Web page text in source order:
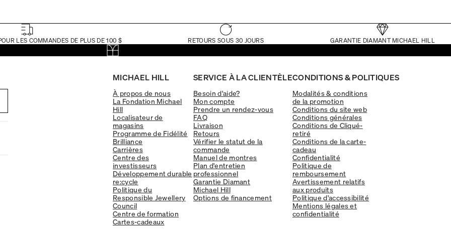
LES COMMANDES DE PLUS DE 100 $ RETOURS SOUS 30 JOURS GARANTIE DIAMANT MICHAEL HILL
MICHAEL HILL
À propos de nous
La Fondation Michael
Hill
Localisateur de
magasins
Programme de Fidélité
Brilliance
Carrières
Centre des
investisseurs
Développement durable
re:cycle
Politique du
Responsible Jewellery
Council
Centre de formation
Cartes-cadeaux
SERVICE À LA CLIENTÈLE
Besoin d'aide?
Mon compte
Prendre un rendez-vous
FAQ
Livraison
Retours
Vérifier le statut de la
commande
Manuel de montres
Plan d'entretien
professionnel
Garantie Diamant
Michael Hill
Options de financement
CONDITIONS & POLITIQUES
Modalités & conditions
de la promotion
Conditions du site web
Conditions générales
Conditions de Cliqué-
retiré
Conditions de la carte-
cadeau
Confidentialité
Politique de
remboursement
Avertissement relatifs
aux produits
Politique d'accessibilité
Mentions légales et
confidentialité